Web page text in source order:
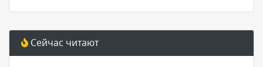
Сейчас читают